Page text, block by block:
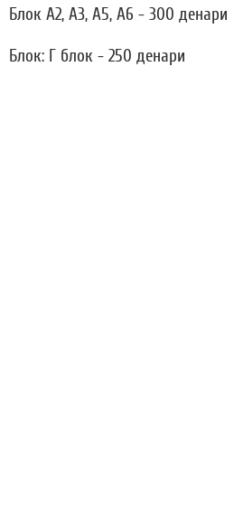
Блок A2, A3, A5, A6 - 300 денари
Блок: Г блок - 250 денари